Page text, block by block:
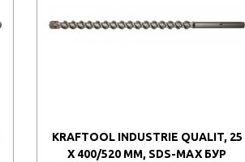
KRAFTOOL INDUSTRIE QUALIT, 25
X 400/520 ММ, SDS-MAX БУР